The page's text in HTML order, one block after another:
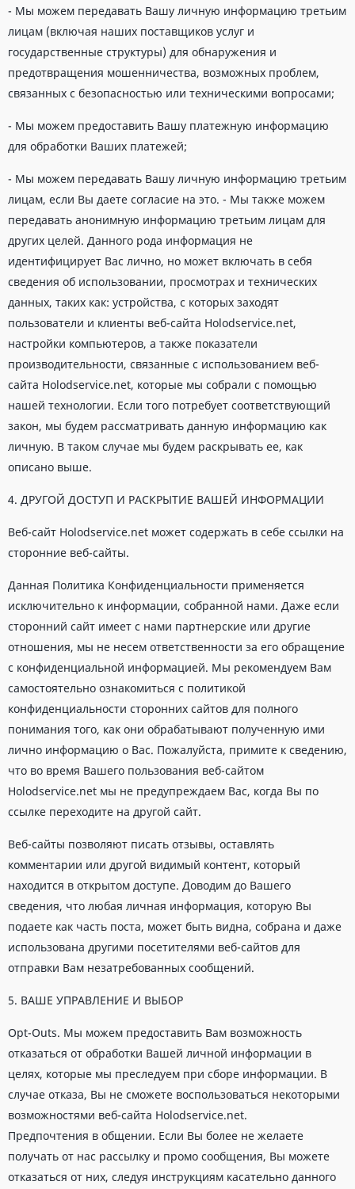
- Мы можем передавать Вашу личную информацию третьим
лицам (включая наших поставщиков услуг и
государственные структуры) для обнаружения и
предотвращения мошенничества, возможных проблем,
связанных с безопасностью или техническими вопросами;
- Мы можем предоставить Вашу платежную информацию
для обработки Ваших платежей;
- Мы можем передавать Вашу личную информацию третьим
лицам, если Вы даете согласие на это. - Мы также можем
передавать анонимную информацию третьим лицам для
других целей. Данного рода информация не
идентифицирует Вас лично, но может включать в себя
сведения об использовании, просмотрах и технических
данных, таких как: устройства, с которых заходят
пользователи и клиенты веб-сайта Holodservice.net,
настройки компьютеров, а также показатели
производительности, связанные с использованием веб-
сайта Holodservice.net, которые мы собрали с помощью
нашей технологии. Если того потребует соответствующий
закон, мы будем рассматривать данную информацию как
личную. В таком случае мы будем раскрывать ее, как
описано выше.
4. ДРУГОЙ ДОСТУП И РАСКРЫТИЕ ВАШЕЙ ИНФОРМАЦИИ
Веб-сайт Holodservice.net может содержать в себе ссылки на
сторонние веб-сайты.
Данная Политика Конфиденциальности применяется
исключительно к информации, собранной нами. Даже если
сторонний сайт имеет с нами партнерские или другие
отношения, мы не несем ответственности за его обращение
с конфиденциальной информацией. Мы рекомендуем Вам
самостоятельно ознакомиться с политикой
конфиденциальности сторонних сайтов для полного
понимания того, как они обрабатывают полученную ими
лично информацию о Вас. Пожалуйста, примите к сведению,
что во время Вашего пользования веб-сайтом
Holodservice.net мы не предупреждаем Вас, когда Вы по
ссылке переходите на другой сайт.
Веб-сайты позволяют писать отзывы, оставлять
комментарии или другой видимый контент, который
находится в открытом доступе. Доводим до Вашего
сведения, что любая личная информация, которую Вы
подаете как часть поста, может быть видна, собрана и даже
использована другими посетителями веб-сайтов для
отправки Вам незатребованных сообщений.
5. ВАШЕ УПРАВЛЕНИЕ И ВЫБОР
Opt-Outs. Мы можем предоставить Вам возможность
отказаться от обработки Вашей личной информации в
целях, которые мы преследуем при сборе информации. В
случае отказа, Вы не сможете воспользоваться некоторыми
возможностями веб-сайта Holodservice.net.
Предпочтения в общении. Если Вы более не желаете
получать от нас рассылку и промо сообщения, Вы можете
отказаться от них, следуя инструкциям касательно данного